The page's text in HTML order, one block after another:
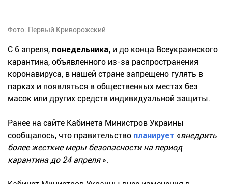
Фото: Первый Криворожский
С 6 апреля, понедельника, и до конца Всеукраинского
карантина, объявленного из-за распространения
коронавируса, в нашей стране запрещено гулять в
парках и появляться в общественных местах без
масок или других средств индивидуальной защиты.
Ранее на сайте Кабинета Министров Украины
сообщалось, что правительство планирует «внедрить
более жесткие меры безопасности на период
карантина до 24 апреля ».